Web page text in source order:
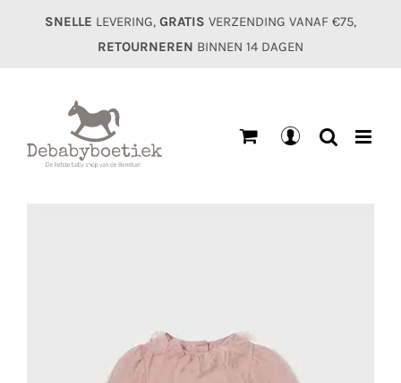
SNELLE LEVERING, GRATIS VERZENDING VANAF €75,
RETOURNEREN BINNEN 14 DAGEN